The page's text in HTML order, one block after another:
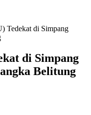
Tedekat di Simpang
di Simpang
Belitung